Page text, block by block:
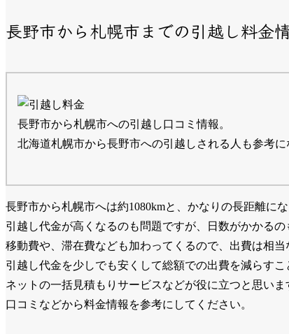
長野市から札幌市までの引越し料金
長野市から札幌市への引越し口コミ情報。
北海道札幌市から長野市への引越しされる人も参考に
長野市から札幌市へは約1080kmと、かなりの長距離にな
引越し代金が高くなるのも問題ですが、日数がかかるの
移動費や、滞在費なども加わってくるので、出費は相当
引越し代金を少しでも安くして総額での出費を減らすこ
ネットの一括見積もりサービスなどが役に立つと思いま
口コミなどから料金情報を参考にしてください。